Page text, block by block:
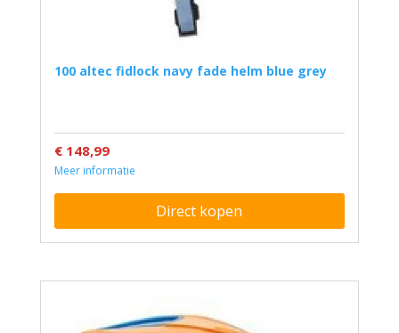
100 altec fidlock navy fade helm blue grey
€ 148,99
Meer informatie
Direct kopen